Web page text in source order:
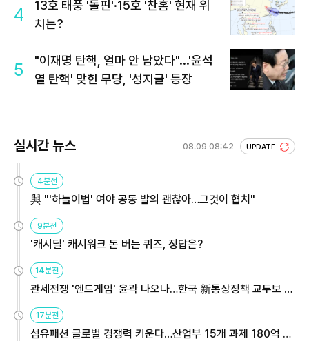
4
13호 태풍 '돌핀'·15호 '찬홈' 현재 위
치는?
5
"이재명 탄핵, 얼마 안 남았다"...'윤석
열 탄핵' 맞힌 무당, '성지글' 등장
실시간 뉴스 08.09 08:42 UPDATE
4분전
與 "'하늘이법' 여야 공동 발의 괜찮아…그것이 협치"
9분전
'캐시딜' 캐시워크 돈 버는 퀴즈, 정답은?
14분전
관세전쟁 '엔드게임' 윤곽 나오나…한국 新통상정책 교두보 활
용해야
17분전
섬유패션 글로벌 경쟁력 키운다…산업부 15개 과제 180억 지